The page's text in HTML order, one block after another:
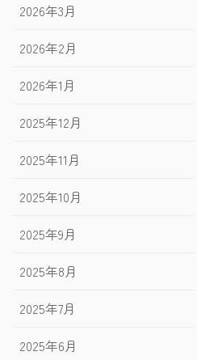
2026年3月
2026年2月
2026年1月
2025年12月
2025年11月
2025年10月
2025年9月
2025年8月
2025年7月
2025年6月